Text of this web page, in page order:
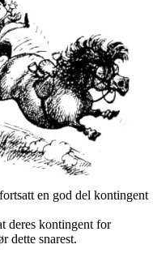
en god del kontingent
deres kontingent for
dette snarest.